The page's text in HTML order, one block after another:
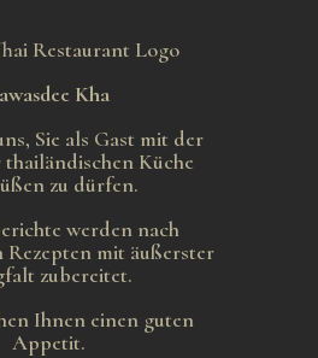
Kha
Sie als Gast mit der
Küche
zu dürfen.
werden nach
mit äußerster
zubereitet.
Ihnen einen guten
Appetit.